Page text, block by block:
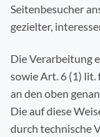
Seitenbesucher
gezielter,
Die Verarbeitung
sowie Art. 6 (1) lit.
an den oben
Die auf diese
durch technische